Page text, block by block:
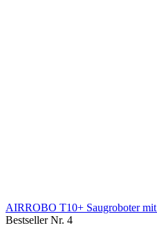
AIRROBO T10+ Saugroboter
Bestseller Nr. 4